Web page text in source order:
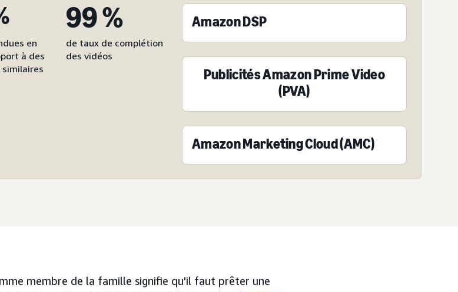
en
à des
similaires
99 %
de taux de complétion
des vidéos
Amazon DSP
Publicités Amazon Prime Video
(PVA)
Amazon Marketing Cloud (AMC)
membre de la famille signifie qu'il faut prêter une